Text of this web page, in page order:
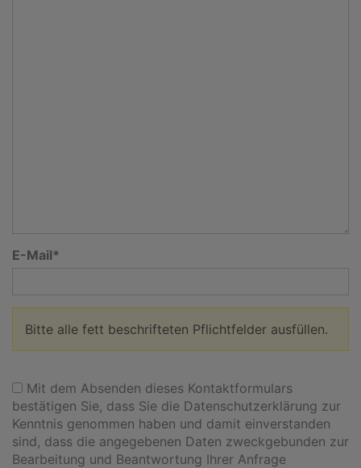
E-Mail
Bitte alle fett beschrifteten Pflichtfelder ausfüllen.
Mit dem Absenden dieses Kontaktformulars
bestätigen Sie, dass Sie die Datenschutzerklärung zur
Kenntnis genommen haben und damit einverstanden
sind, dass die angegebenen Daten zweckgebunden zur
Bearbeitung und Beantwortung Ihrer Anfrage